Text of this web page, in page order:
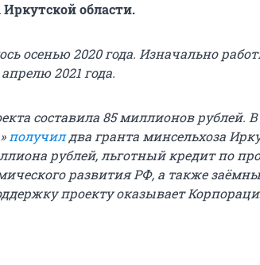
области.
осенью 2020 года. Изначально
2021 года.
составила 85 миллионов рублей. В
получилдва гранта минсельхоза
рублей, льготный кредит по
развития РФ, а также
проекту оказывает